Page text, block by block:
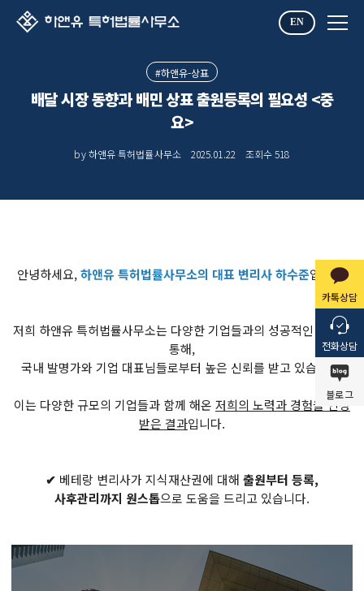
EN
카톡상담
전화상담
블로그
#하앤유-상표
배달 시장 동향과 배민 상표 출원등록의 필요성 <중
요>
by 하앤유 특허법률사무소 2025.01.22 조회수518
안녕하세요,하앤유 특허법률사무소의 대표 변리사 하수준입니다.
저희 하앤유 특허법률사무소는 다양한 기업들과의 성공적인 협업을
통해,
국내 발명가와 기업 대표님들로부터 높은 신뢰를 받고 있습니다.
이는 다양한 규모의 기업들과 함께 해온 저희의 노력과 경험을 인정
받은 결과입니다.
✔ 베테랑 변리사가 지식재산권에 대해 출원부터 등록,
사후관리까지 원스톱으로 도움을 드리고 있습니다.